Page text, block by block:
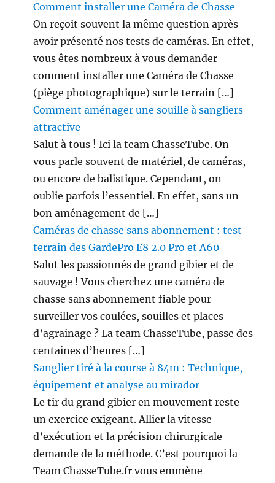
Comment installer une Caméra de Chasse
On reçoit souvent la même question après
avoir présenté nos tests de caméras. En effet,
vous êtes nombreux à vous demander
comment installer une Caméra de Chasse
(piège photographique) sur le terrain […]
Comment aménager une souille à sangliers
attractive
Salut à tous ! Ici la team ChasseTube. On
vous parle souvent de matériel, de caméras,
ou encore de balistique. Cependant, on
oublie parfois l’essentiel. En effet, sans un
bon aménagement de […]
Caméras de chasse sans abonnement : test
terrain des GardePro E8 2.0 Pro et A60
Salut les passionnés de grand gibier et de
sauvage ! Vous cherchez une caméra de
chasse sans abonnement fiable pour
surveiller vos coulées, souilles et places
d’agrainage ? La team ChasseTube, passe des
centaines d’heures […]
Sanglier tiré à la course à 84m : Technique,
équipement et analyse au mirador
Le tir du grand gibier en mouvement reste
un exercice exigeant. Allier la vitesse
d’exécution et la précision chirurgicale
demande de la méthode. C’est pourquoi la
Team ChasseTube.fr vous emmène